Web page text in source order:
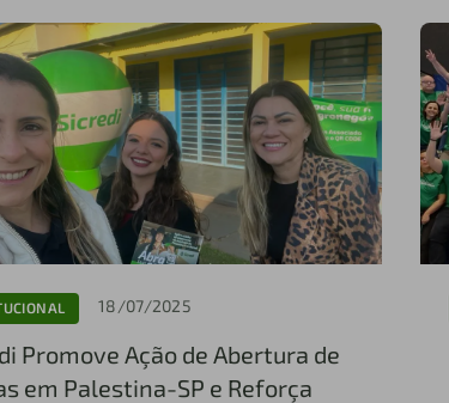
18/07/2025
Promove Ação de Abertura de
em Palestina-SP e Reforça